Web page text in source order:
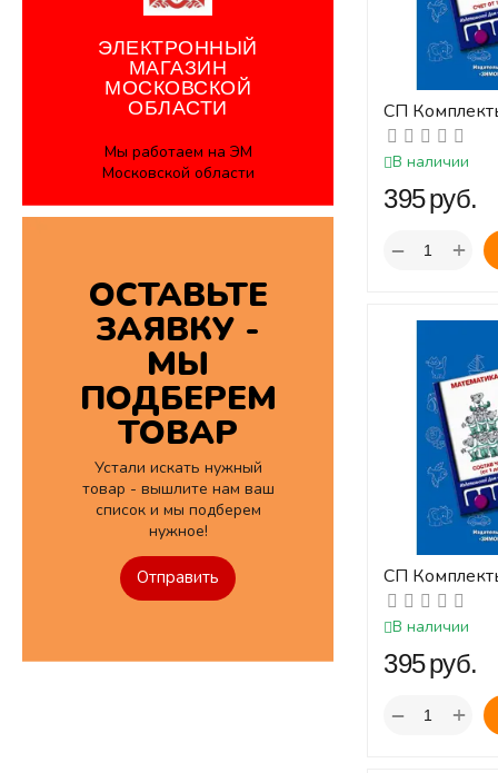
СП
Счёт от 1 до
ЛОГИКО-
В наличии
‍395‍руб.
+
−
СП
Состав числа
планшету
В наличии
‍395‍руб.
+
−
ЭЛЕКТРОННЫЙ
МАГАЗИН
МОСКОВСКОЙ
ОБЛАСТИ
Мы работаем на ЭМ
Московской области
ОСТАВЬТЕ
ЗАЯВКУ -
МЫ
ПОДБЕРЕМ
ТОВАР
Устали искать нужный
товар - вышлите нам ваш
список и мы подберем
нужное!
Отправить